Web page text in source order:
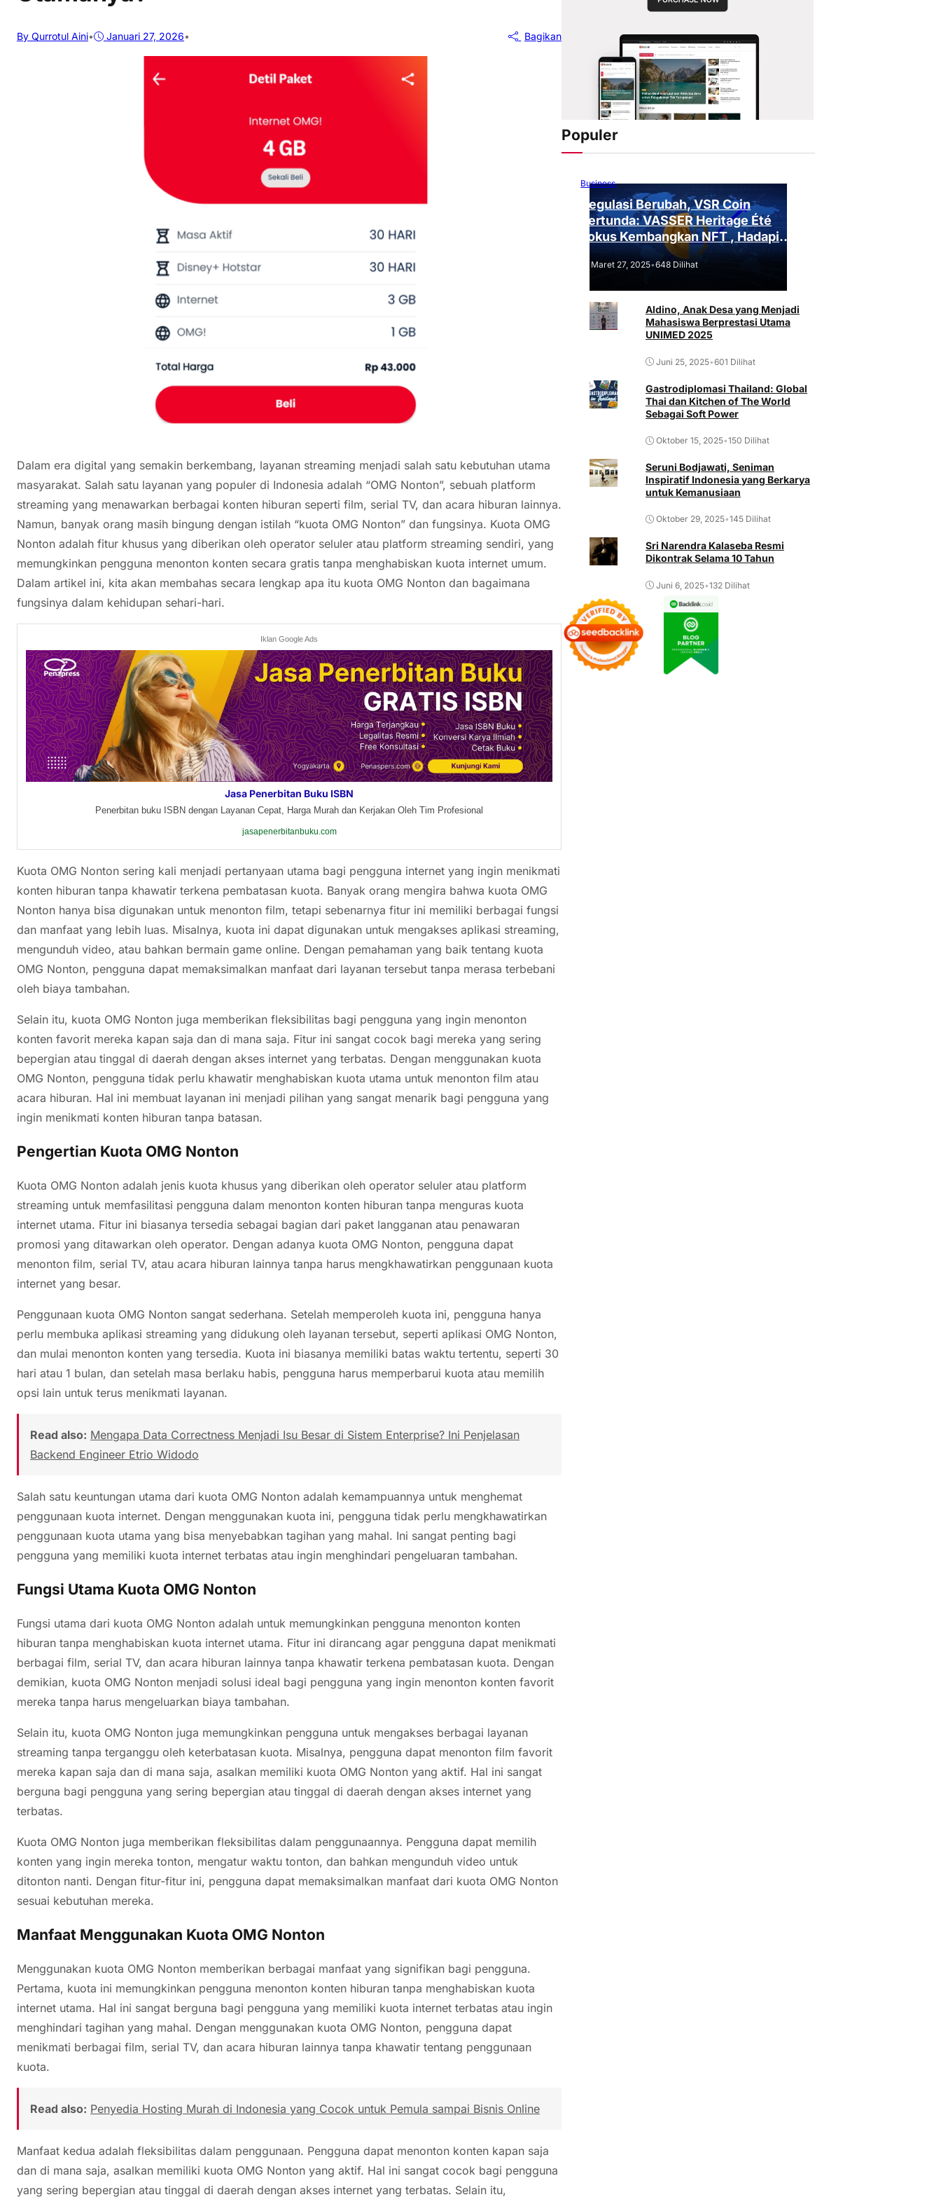
By Qurrotul Aini• Januari 27, 2026• Bagikan
Dalam era digital yang semakin berkembang, layanan streaming menjadi salah satu kebutuhan utama
masyarakat. Salah satu layanan yang populer di Indonesia adalah “OMG Nonton”, sebuah platform
streaming yang menawarkan berbagai konten hiburan seperti film, serial TV, dan acara hiburan lainnya.
Namun, banyak orang masih bingung dengan istilah “kuota OMG Nonton” dan fungsinya. Kuota OMG
Nonton adalah fitur khusus yang diberikan oleh operator seluler atau platform streaming sendiri, yang
memungkinkan pengguna menonton konten secara gratis tanpa menghabiskan kuota internet umum.
Dalam artikel ini, kita akan membahas secara lengkap apa itu kuota OMG Nonton dan bagaimana
fungsinya dalam kehidupan sehari-hari.
Iklan Google Ads
Jasa Penerbitan Buku ISBN
Penerbitan buku ISBN dengan Layanan Cepat, Harga Murah dan Kerjakan Oleh Tim Profesional
jasapenerbitanbuku.com
Kuota OMG Nonton sering kali menjadi pertanyaan utama bagi pengguna internet yang ingin menikmati
konten hiburan tanpa khawatir terkena pembatasan kuota. Banyak orang mengira bahwa kuota OMG
Nonton hanya bisa digunakan untuk menonton film, tetapi sebenarnya fitur ini memiliki berbagai fungsi
dan manfaat yang lebih luas. Misalnya, kuota ini dapat digunakan untuk mengakses aplikasi streaming,
mengunduh video, atau bahkan bermain game online. Dengan pemahaman yang baik tentang kuota
OMG Nonton, pengguna dapat memaksimalkan manfaat dari layanan tersebut tanpa merasa terbebani
oleh biaya tambahan.
Selain itu, kuota OMG Nonton juga memberikan fleksibilitas bagi pengguna yang ingin menonton
konten favorit mereka kapan saja dan di mana saja. Fitur ini sangat cocok bagi mereka yang sering
bepergian atau tinggal di daerah dengan akses internet yang terbatas. Dengan menggunakan kuota
OMG Nonton, pengguna tidak perlu khawatir menghabiskan kuota utama untuk menonton film atau
acara hiburan. Hal ini membuat layanan ini menjadi pilihan yang sangat menarik bagi pengguna yang
ingin menikmati konten hiburan tanpa batasan.
Pengertian Kuota OMG Nonton
Kuota OMG Nonton adalah jenis kuota khusus yang diberikan oleh operator seluler atau platform
streaming untuk memfasilitasi pengguna dalam menonton konten hiburan tanpa menguras kuota
internet utama. Fitur ini biasanya tersedia sebagai bagian dari paket langganan atau penawaran
promosi yang ditawarkan oleh operator. Dengan adanya kuota OMG Nonton, pengguna dapat
menonton film, serial TV, atau acara hiburan lainnya tanpa harus mengkhawatirkan penggunaan kuota
internet yang besar.
Penggunaan kuota OMG Nonton sangat sederhana. Setelah memperoleh kuota ini, pengguna hanya
perlu membuka aplikasi streaming yang didukung oleh layanan tersebut, seperti aplikasi OMG Nonton,
dan mulai menonton konten yang tersedia. Kuota ini biasanya memiliki batas waktu tertentu, seperti 30
hari atau 1 bulan, dan setelah masa berlaku habis, pengguna harus memperbarui kuota atau memilih
opsi lain untuk terus menikmati layanan.
Read also: Mengapa Data Correctness Menjadi Isu Besar di Sistem Enterprise? Ini Penjelasan
Backend Engineer Etrio Widodo
Salah satu keuntungan utama dari kuota OMG Nonton adalah kemampuannya untuk menghemat
penggunaan kuota internet. Dengan menggunakan kuota ini, pengguna tidak perlu mengkhawatirkan
penggunaan kuota utama yang bisa menyebabkan tagihan yang mahal. Ini sangat penting bagi
pengguna yang memiliki kuota internet terbatas atau ingin menghindari pengeluaran tambahan.
Fungsi Utama Kuota OMG Nonton
Fungsi utama dari kuota OMG Nonton adalah untuk memungkinkan pengguna menonton konten
hiburan tanpa menghabiskan kuota internet utama. Fitur ini dirancang agar pengguna dapat menikmati
berbagai film, serial TV, dan acara hiburan lainnya tanpa khawatir terkena pembatasan kuota. Dengan
demikian, kuota OMG Nonton menjadi solusi ideal bagi pengguna yang ingin menonton konten favorit
mereka tanpa harus mengeluarkan biaya tambahan.
Selain itu, kuota OMG Nonton juga memungkinkan pengguna untuk mengakses berbagai layanan
streaming tanpa terganggu oleh keterbatasan kuota. Misalnya, pengguna dapat menonton film favorit
mereka kapan saja dan di mana saja, asalkan memiliki kuota OMG Nonton yang aktif. Hal ini sangat
berguna bagi pengguna yang sering bepergian atau tinggal di daerah dengan akses internet yang
terbatas.
Kuota OMG Nonton juga memberikan fleksibilitas dalam penggunaannya. Pengguna dapat memilih
konten yang ingin mereka tonton, mengatur waktu tonton, dan bahkan mengunduh video untuk
ditonton nanti. Dengan fitur-fitur ini, pengguna dapat memaksimalkan manfaat dari kuota OMG Nonton
sesuai kebutuhan mereka.
Manfaat Menggunakan Kuota OMG Nonton
Menggunakan kuota OMG Nonton memberikan berbagai manfaat yang signifikan bagi pengguna.
Pertama, kuota ini memungkinkan pengguna menonton konten hiburan tanpa menghabiskan kuota
internet utama. Hal ini sangat berguna bagi pengguna yang memiliki kuota internet terbatas atau ingin
menghindari tagihan yang mahal. Dengan menggunakan kuota OMG Nonton, pengguna dapat
menikmati berbagai film, serial TV, dan acara hiburan lainnya tanpa khawatir tentang penggunaan
kuota.
Read also: Penyedia Hosting Murah di Indonesia yang Cocok untuk Pemula sampai Bisnis Online
Manfaat kedua adalah fleksibilitas dalam penggunaan. Pengguna dapat menonton konten kapan saja
dan di mana saja, asalkan memiliki kuota OMG Nonton yang aktif. Hal ini sangat cocok bagi pengguna
yang sering bepergian atau tinggal di daerah dengan akses internet yang terbatas. Selain itu,
Populer
Business
Regulasi Berubah, VSR Coin
Tertunda: VASSER Heritage Été
Fokus Kembangkan NFT , Hadapi
Tantangan Regulasi!
Maret 27, 2025•648 Dilihat
Aldino, Anak Desa yang Menjadi
Mahasiswa Berprestasi Utama
UNIMED 2025
Juni 25, 2025•601 Dilihat
Gastrodiplomasi Thailand: Global
Thai dan Kitchen of The World
Sebagai Soft Power
Oktober 15, 2025•150 Dilihat
Seruni Bodjawati, Seniman
Inspiratif Indonesia yang Berkarya
untuk Kemanusiaan
Oktober 29, 2025•145 Dilihat
Sri Narendra Kalaseba Resmi
Dikontrak Selama 10 Tahun
Juni 6, 2025•132 Dilihat